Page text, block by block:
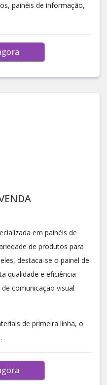
painéis de informação,
em painéis de
de produtos para
destaca-se o painel de
qualidade e eficiência
comunicação visual
de primeira linha, o